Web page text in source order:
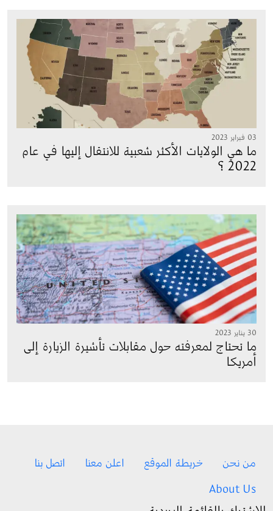
الصورة
03 فبراير 2023
ما هي الولايات الأكثر شعبية للانتقال إليها في عام
2022 ؟
الصورة
30 يناير 2023
ما تحتاج لمعرفته حول مقابلات تأشيرة الزيارة إلى
أمريكا
Footer menu
من نحن خريطة الموقع اعلن معنا
اتصل بنا
About Us